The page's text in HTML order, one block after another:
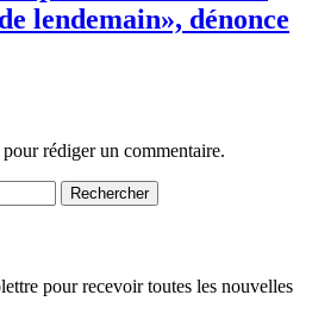
lendemain», dénonce
pour rédiger un commentaire.
pour recevoir toutes les nouvelles